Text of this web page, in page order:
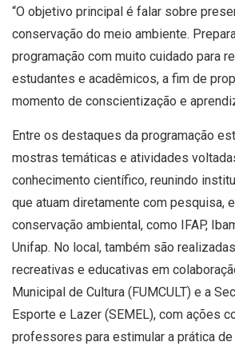
“O objetivo principal é falar sobre
conservação do meio ambiente.
programação com muito cuidado para
estudantes e acadêmicos, a fim de
momento de conscientização e
Entre os destaques da programação
mostras temáticas e atividades
conhecimento científico, reunindo
que atuam diretamente com pesquisa,
conservação ambiental, como IFAP,
Unifap. No local, também são
recreativas e educativas em
Municipal de Cultura (FUMCULT) e a
Esporte e Lazer (SEMEL), com ações
professores para estimular a prática